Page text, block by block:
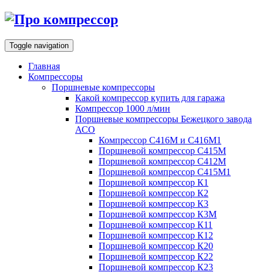
Toggle navigation
Главная
Компрессоры
Поршневые компрессоры
Какой компрессор купить для гаража
Компрессор 1000 л/мин
Поршневые компрессоры Бежецкого завода
АСО
Компрессор С416М и С416М1
Поршневой компрессор С415М
Поршневой компрессор С412М
Поршневой компрессор С415М1
Поршневой компрессор К1
Поршневой компрессор К2
Поршневой компрессор К3
Поршневой компрессор К3М
Поршневой компрессор К11
Поршневой компрессор К12
Поршневой компрессор К20
Поршневой компрессор К22
Поршневой компрессор К23